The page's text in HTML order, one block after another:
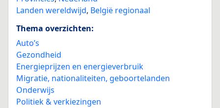
Landen wereldwijd, België regionaal
Thema overzichten:
Auto’s
Gezondheid
Energieprijzen en energieverbruik
Migratie, nationaliteiten, geboortelanden
Onderwijs
Politiek & verkiezingen